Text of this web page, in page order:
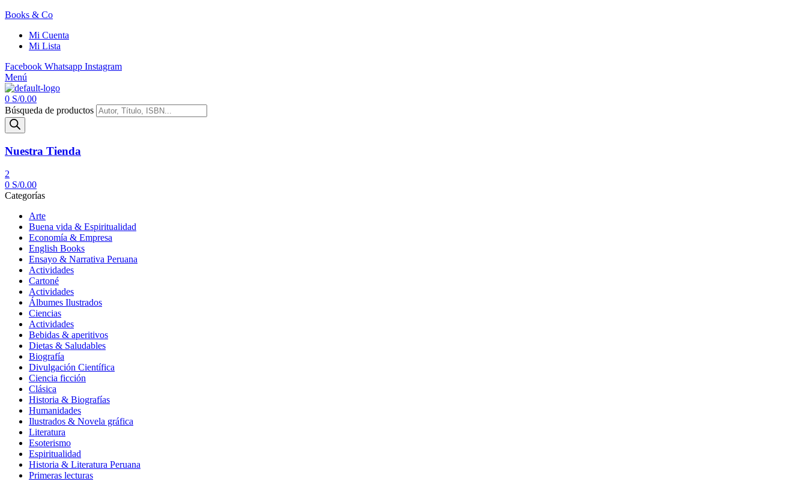
Books & Co
Mi Cuenta
Mi Lista
Facebook Whatsapp Instagram
Menú
0 S/0.00
Búsqueda de productos
Nuestra Tienda
2
0 S/0.00
Categorías
Arte
Buena vida & Espiritualidad
Economía & Empresa
English Books
Ensayo & Narrativa Peruana
Actividades
Cartoné
Actividades
Álbumes Ilustrados
Ciencias
Actividades
Bebidas & aperitivos
Dietas & Saludables
Biografía
Divulgación Científica
Ciencia ficción
Clásica
Historia & Biografías
Humanidades
Ilustrados & Novela gráfica
Literatura
Esoterismo
Espiritualidad
Historia & Literatura Peruana
Primeras lecturas